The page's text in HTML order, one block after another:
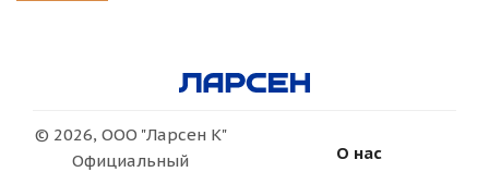
© 2026, ООО "Ларсен К"
Официальный
О нас